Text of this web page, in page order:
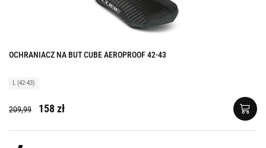
OCHRANIACZ NA BUT CUBE AEROPROOF 42-43
L (42-43)
209,99 158 zł